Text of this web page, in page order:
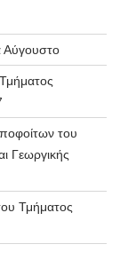
Αύγουστο
του
Γεωργικής
Τμήματος